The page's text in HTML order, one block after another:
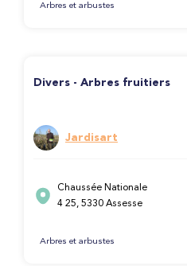
Arbres et arbustes
Divers - Arbres fruitiers
Jardisart
Chaussée Nationale
4 25, 5330 Assesse
Arbres et arbustes